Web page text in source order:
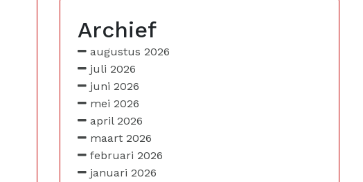
Archief
augustus 2026
juli 2026
juni 2026
mei 2026
april 2026
maart 2026
februari 2026
januari 2026